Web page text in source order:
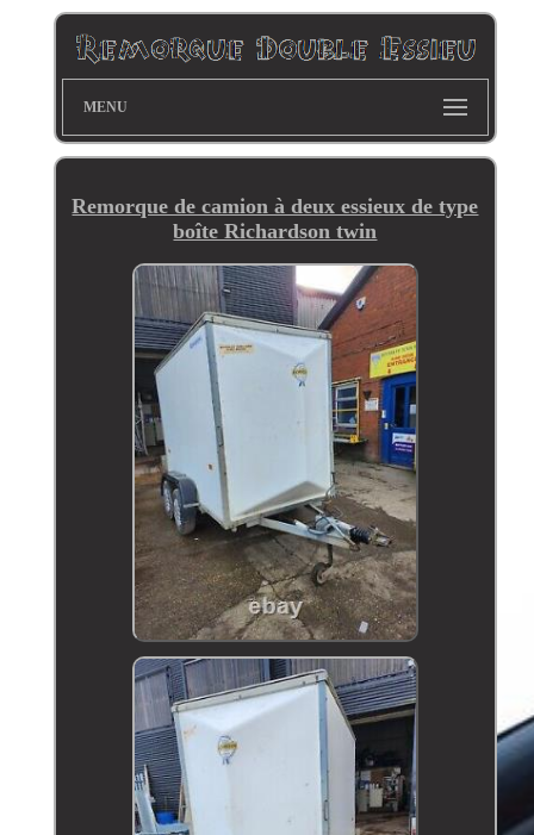
MENU
Remorque de camion à deux essieux de type
boîte Richardson twin